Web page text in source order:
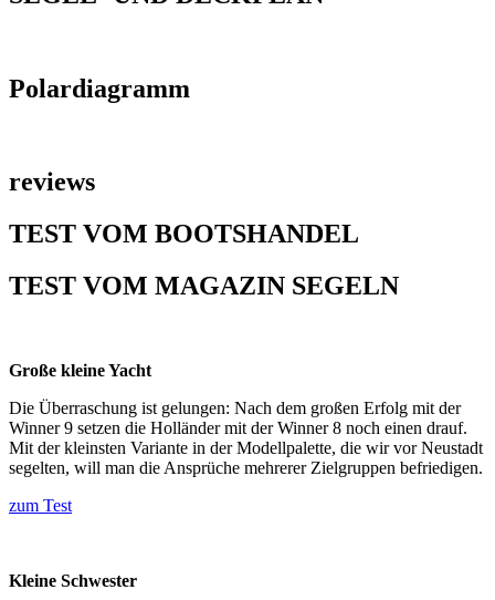
Polardiagramm
reviews
TEST VOM BOOTSHANDEL
TEST VOM MAGAZIN SEGELN
Große kleine Yacht
Die Überraschung ist gelungen: Nach dem großen Erfolg mit der
Winner 9 setzen die Holländer mit der Winner 8 noch einen drauf.
Mit der kleinsten Variante in der Modellpalette, die wir vor Neustadt
segelten, will man die Ansprüche mehrerer Zielgruppen befriedigen.
zum Test
Kleine Schwester